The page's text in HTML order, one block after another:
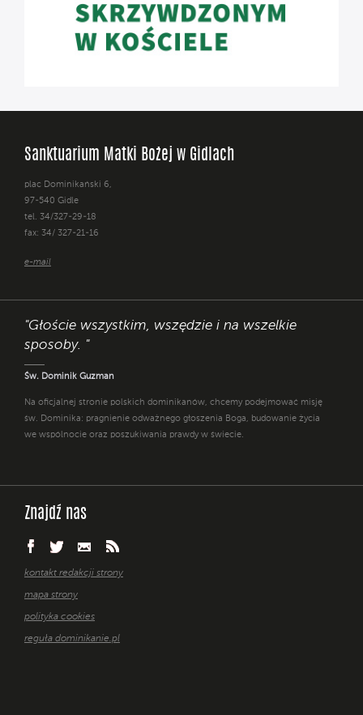
Sanktuarium Matki Bożej w Gidlach
plac Dominikański 6,
97-540 Gidle
tel. 34/327-29-18
fax: 34/ 327-21-16
e-mail
"Głoście wszystkim, wszędzie i na wszelkie
sposoby. "
Św. Dominik Guzman
Na oficjalnej stronie polskich dominikanów, chcemy podejmować misję
św. Dominika: pragnienie odważnego głoszenia Boga, budowanie życia
we wspólnocie oraz poszukiwania prawdy w świecie.
Znajdź nas
kontakt redakcji strony
mapa strony
polityka cookies
reguła dominikanie.pl